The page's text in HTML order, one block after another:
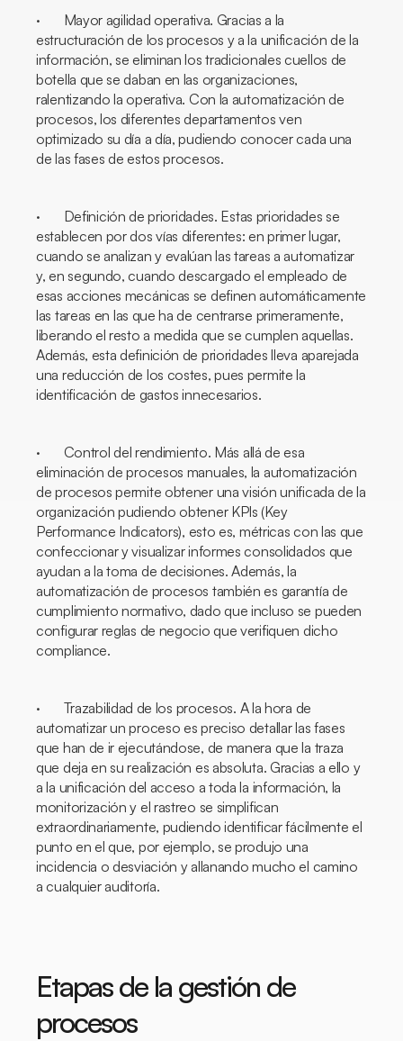
· Mayor agilidad operativa. Gracias a la
estructuración de los procesos y a la unificación de la
información, se eliminan los tradicionales cuellos de
botella que se daban en las organizaciones,
ralentizando la operativa. Con la automatización de
procesos, los diferentes departamentos ven
optimizado su día a día, pudiendo conocer cada una
de las fases de estos procesos.
· Definición de prioridades. Estas prioridades se
establecen por dos vías diferentes: en primer lugar,
cuando se analizan y evalúan las tareas a automatizar
y, en segundo, cuando descargado el empleado de
esas acciones mecánicas se definen automáticamente
las tareas en las que ha de centrarse primeramente,
liberando el resto a medida que se cumplen aquellas.
Además, esta definición de prioridades lleva aparejada
una reducción de los costes, pues permite la
identificación de gastos innecesarios.
· Control del rendimiento. Más allá de esa
eliminación de procesos manuales, la automatización
de procesos permite obtener una visión unificada de la
organización pudiendo obtener KPIs (Key
Performance Indicators), esto es, métricas con las que
confeccionar y visualizar informes consolidados que
ayudan a la toma de decisiones. Además, la
automatización de procesos también es garantía de
cumplimiento normativo, dado que incluso se pueden
configurar reglas de negocio que verifiquen dicho
compliance.
· Trazabilidad de los procesos. A la hora de
automatizar un proceso es preciso detallar las fases
que han de ir ejecutándose, de manera que la traza
que deja en su realización es absoluta. Gracias a ello y
a la unificación del acceso a toda la información, la
monitorización y el rastreo se simplifican
extraordinariamente, pudiendo identificar fácilmente el
punto en el que, por ejemplo, se produjo una
incidencia o desviación y allanando mucho el camino
a cualquier auditoría.
Etapas de la gestión de
procesos